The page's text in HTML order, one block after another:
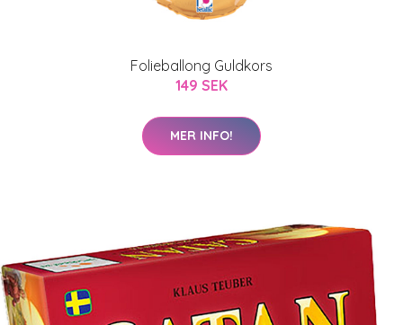
Folieballong Guldkors
149 SEK
MER INFO!